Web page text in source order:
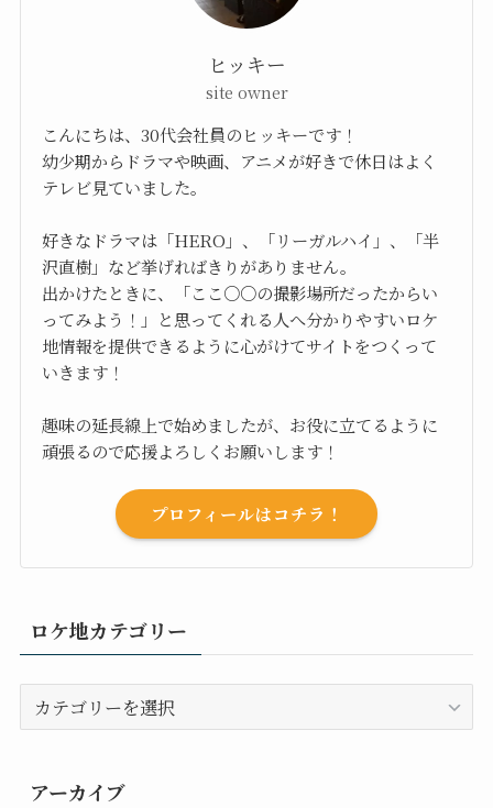
ヒッキー
site owner
こんにちは、30代会社員のヒッキーです！
幼少期からドラマや映画、アニメが好きで休日はよく
テレビ見ていました。
好きなドラマは「HERO」、「リーガルハイ」、「半
沢直樹」など挙げればきりがありません。
出かけたときに、「ここ○○の撮影場所だったからい
ってみよう！」と思ってくれる人へ分かりやすいロケ
地情報を提供できるように心がけてサイトをつくって
いきます！
趣味の延長線上で始めましたが、お役に立てるように
頑張るので応援よろしくお願いします！
プロフィールはコチラ！
ロケ地カテゴリー
ケ
アーカイブ